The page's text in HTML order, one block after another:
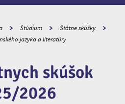
Štúdium
Štátne skúšky
jazyka a literatúry
skúšok
2026